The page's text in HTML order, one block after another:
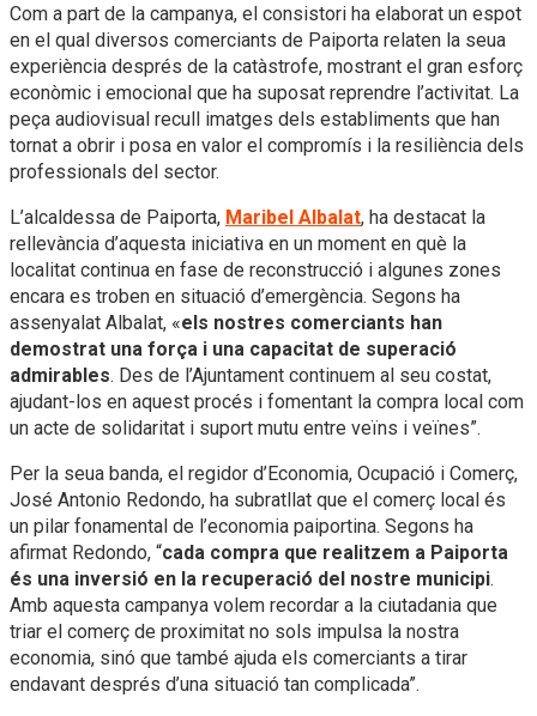
Com a part de la campanya, el consistori ha elaborat un espot
en el qual diversos comerciants de Paiporta relaten la seua
experiència després de la catàstrofe, mostrant el gran esforç
econòmic i emocional que ha suposat reprendre l’activitat. La
peça audiovisual recull imatges dels establiments que han
tornat a obrir i posa en valor el compromís i la resiliència dels
professionals del sector.
L’alcaldessa de Paiporta, Maribel Albalat, ha destacat la
rellevància d’aquesta iniciativa en un moment en què la
localitat continua en fase de reconstrucció i algunes zones
encara es troben en situació d’emergència. Segons ha
assenyalat Albalat, «els nostres comerciants han
demostrat una força i una capacitat de superació
admirables. Des de l’Ajuntament continuem al seu costat,
ajudant-los en aquest procés i fomentant la compra local com
un acte de solidaritat i suport mutu entre veïns i veïnes”.
Per la seua banda, el regidor d’Economia, Ocupació i Comerç,
José Antonio Redondo, ha subratllat que el comerç local és
un pilar fonamental de l’economia paiportina. Segons ha
afirmat Redondo, “cada compra que realitzem a Paiporta
és una inversió en la recuperació del nostre municipi.
Amb aquesta campanya volem recordar a la ciutadania que
triar el comerç de proximitat no sols impulsa la nostra
economia, sinó que també ajuda els comerciants a tirar
endavant després d’una situació tan complicada”.